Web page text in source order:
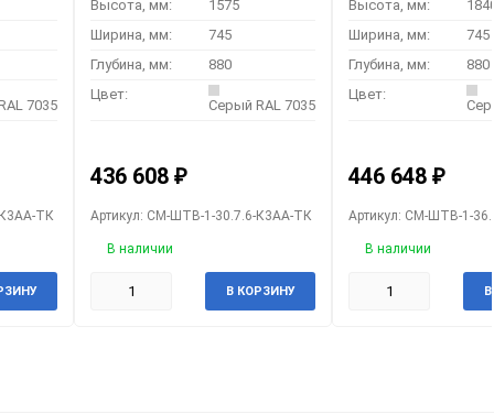
7035
ТК
Высота, мм:
1575
Ширина, мм:
745
Глубина, мм:
880
Цвет:
Серый RAL 7035
436 608 ₽
Артикул: CM-ШТВ-1-30.7.6-К3АА-ТК
В наличии
В КОРЗИНУ
Высота, мм:
Ширина, мм:
745
Глубина, мм:
880
Цвет:
446 648 ₽
Артикул: CM-ШТВ-1-
В наличии